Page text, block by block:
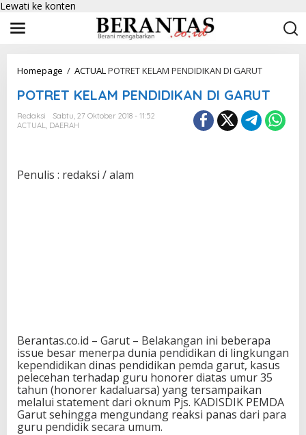
Lewati ke konten
Homepage / ACTUALPOTRET KELAM PENDIDIKAN DI GARUT
POTRET KELAM PENDIDIKAN DI GARUT
Redaksi
Sabtu, 27 Oktober 2018 - 11:52
ACTUAL, DAERAH
Penulis : redaksi / alam
Berantas.co.id – Garut – Belakangan ini beberapa
issue besar menerpa dunia pendidikan di lingkungan
kependidikan dinas pendidikan pemda garut, kasus
pelecehan terhadap guru honorer diatas umur 35
tahun (honorer kadaluarsa) yang tersampaikan
melalui statement dari oknum Pjs. KADISDIK PEMDA
Garut sehingga mengundang reaksi panas dari para
guru pendidik secara umum.